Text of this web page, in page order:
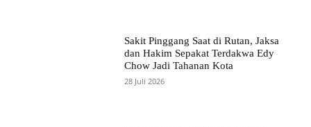
Sakit Pinggang Saat di Rutan, Jaksa
dan Hakim Sepakat Terdakwa Edy
Chow Jadi Tahanan Kota
28 Juli 2026